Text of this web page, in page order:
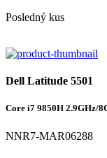
Posledný kus
Dell Latitude 5501
Core i7 9850H 2.9GHz/
NNR7-MAR06288